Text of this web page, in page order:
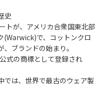
史
トが、アメリカ合衆国東北部
(Warwick)で、コットンクロ
ブランドの始まり。
式の商標として登録され
では、世界で最古のウェア製